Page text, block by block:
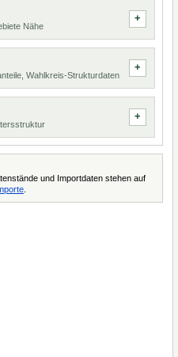
Nähe
Wahlkreis-Strukturdaten
und Importdaten stehen auf